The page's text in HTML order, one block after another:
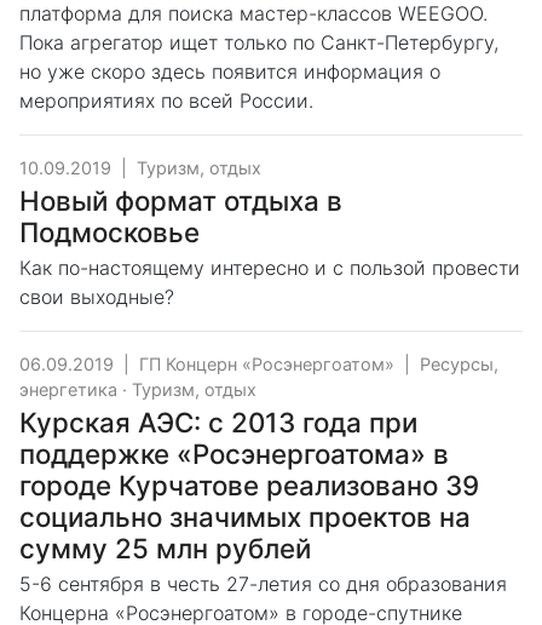
платформа для поиска мастер-классов WEEGOO.
Пока агрегатор ищет только по Санкт-Петербургу,
но уже скоро здесь появится информация о
мероприятиях по всей России.
10.09.2019 Туризм, отдых
Новый формат отдыха в
Подмосковье
Как по-настоящему интересно и с пользой провести
свои выходные?
06.09.2019 ГП Концерн «Росэнергоатом»
Ресурсы,
энергетика · Туризм, отдых
Курская АЭС: с 2013 года при
поддержке «Росэнергоатома» в
городе Курчатове реализовано 39
социально значимых проектов на
сумму 25 млн рублей
5-6 сентября в честь 27-летия со дня образования
Концерна «Росэнергоатом» в городе-спутнике